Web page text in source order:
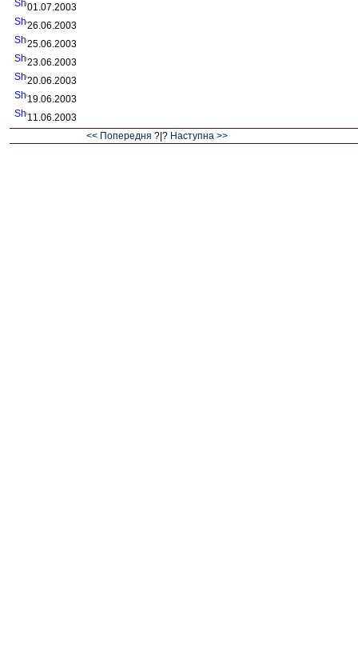
01.07.2003
26.06.2003
25.06.2003
23.06.2003
20.06.2003
19.06.2003
11.06.2003
<< Попередня ?|? Наступна >>